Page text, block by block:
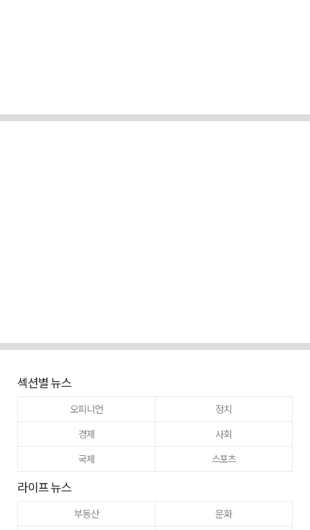
섹션별 뉴스
오피니언
정치
경제
사회
국제
스포츠
라이프 뉴스
부동산
문화